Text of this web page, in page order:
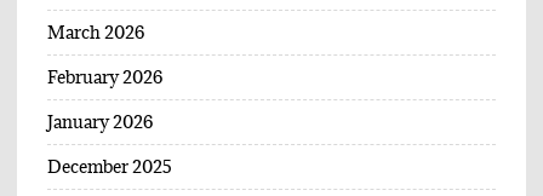
March 2026
February 2026
January 2026
December 2025